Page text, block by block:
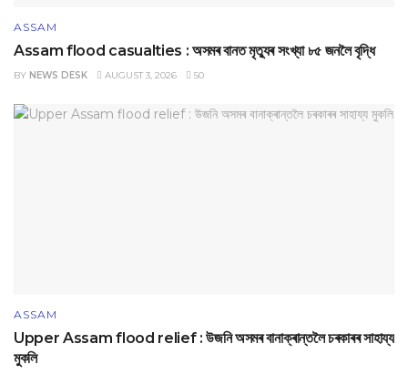
ASSAM
Assam flood casualties : অসমৰ বানত মৃত্যুৰ সংখ্যা ৮৫ জনলৈ বৃদ্ধি
BY NEWS DESK AUGUST 3, 2026 50
ASSAM
Upper Assam flood relief : উজনি অসমৰ বানাক্ৰান্তলৈ চৰকাৰৰ সাহায্য
মুকলি